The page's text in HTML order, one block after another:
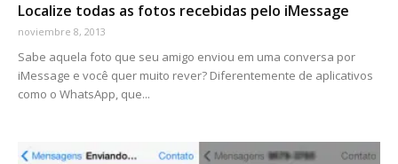
Localize todas as fotos recebidas pelo iMessage
noviembre 8, 2013
Sabe aquela foto que seu amigo enviou em uma conversa por
iMessage e você quer muito rever? Diferentemente de aplicativos
como o WhatsApp, que...